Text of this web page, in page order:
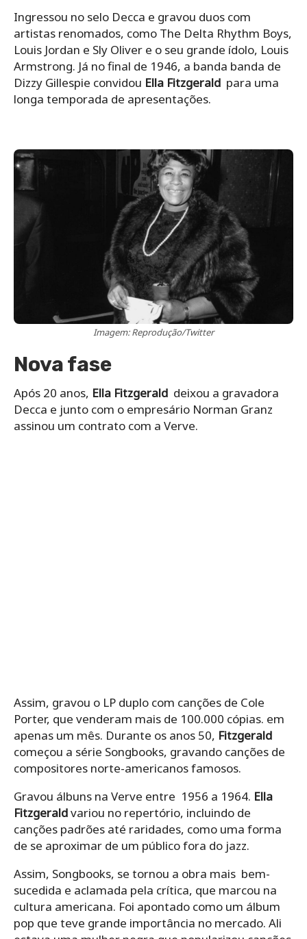
Ingressou no selo Decca e gravou duos com
artistas renomados, como The Delta Rhythm Boys,
Louis Jordan e Sly Oliver e o seu grande ídolo, Louis
Armstrong. Já no final de 1946, a banda banda de
Dizzy Gillespie convidou Ella Fitzgerald para uma
longa temporada de apresentações.
Imagem: Reprodução/Twitter
Nova fase
Após 20 anos, Ella Fitzgerald deixou a gravadora
Decca e junto com o empresário Norman Granz
assinou um contrato com a Verve.
Assim, gravou o LP duplo com canções de Cole
Porter, que venderam mais de 100.000 cópias. em
apenas um mês. Durante os anos 50, Fitzgerald
começou a série Songbooks, gravando canções de
compositores norte-americanos famosos.
Gravou álbuns na Verve entre 1956 a 1964. Ella
Fitzgeraldvariou no repertório, incluindo de
canções padrões até raridades, como uma forma
de se aproximar de um público fora do jazz.
Assim, Songbooks, se tornou a obra mais bem-
sucedida e aclamada pela crítica, que marcou na
cultura americana. Foi apontado como um álbum
pop que teve grande importância no mercado. Ali